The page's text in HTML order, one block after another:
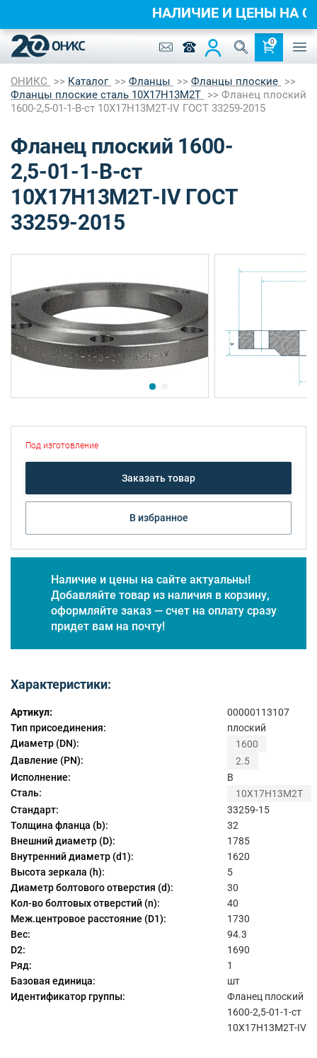
0
ОНИКС Каталог Фланцы
Фланцы плоские
Фланцы плоские сталь 10Х17Н13М2Т
Фланец плоский
1600-2,5-01-1-B-ст 10Х17Н13М2Т-IV ГОСТ 33259-2015
Фланец плоский 1600-
2,5-01-1-B-ст
10Х17Н13М2Т-IV ГОСТ
33259-2015
Под изготовление
Заказать товар
В избранное
Наличие и цены на сайте актуальны!
Добавляйте товар из наличия в корзину,
оформляйте заказ — счет на оплату сразу
придет вам на почту!
Характеристики:
Артикул:
00000113107
Тип присоединения:
плоский
Диаметр (DN):
1600
Давление (PN):
2.5
Исполнение:
B
Сталь:
10Х17Н13М2Т
Стандарт:
33259-15
Толщина фланца (b):
32
Внешний диаметр (D):
1785
Внутренний диаметр (d1):
1620
Высота зеркала (h):
5
Диаметр болтового отверстия (d):
30
Кол-во болтовых отверстий (n):
40
Меж.центровое расстояние (D1):
1730
Вес:
94.3
D2:
1690
Ряд:
1
Базовая единица:
шт
Идентификатор группы:
Фланец плоский
1600-2,5-01-1-ст
10Х17Н13М2Т-IV
НАЛИЧИЕ И ЦЕНЫ